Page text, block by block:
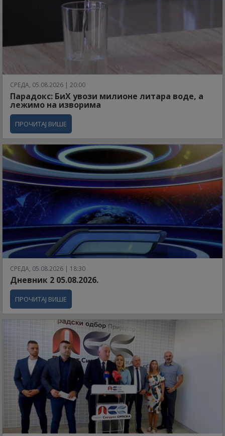
СРЕДА, 05.08.2026 | 20:00
Парадокс: БиХ увози милионе литара воде, а
лежимо на изворима
ПРОЧИТАЈ ВИШЕ
СРЕДА, 05.08.2026 | 18:30
Дневник 2 05.08.2026.
ПРОЧИТАЈ ВИШЕ